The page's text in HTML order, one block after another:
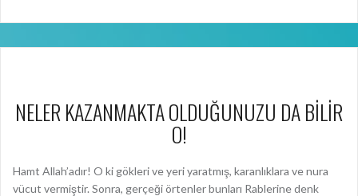
NELER KAZANMAKTA OLDUĞUNUZU DA BİLİR
O!
Hamt Allah’adır! O ki gökleri ve yeri yaratmış, karanlıklara ve nura
vücut vermiştir. Sonra, gerçeği örtenler bunları Rablerine denk